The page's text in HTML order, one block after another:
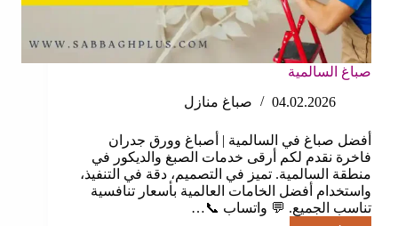
صباغ السالمية
04.02.2026
صباغ منازل
أفضل صباغ في السالمية | أصباغ وورق جدران
فاخرة نقدم لكم أرقى خدمات الصبغ والديكور في
منطقة السالمية. تميز في التصميم، دقة في التنفيذ،
واستخدام أفضل الخامات العالمية بأسعار تنافسية
تناسب الجميع. 💬 واتساب 📞…